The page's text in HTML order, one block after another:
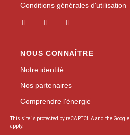
Conditions générales d'utilisation
NOUS CONNAÎTRE
Notre identité
Nos partenaires
Comprendre l'énergie
This site is protected by reCAPTCHA and the Google
apply.